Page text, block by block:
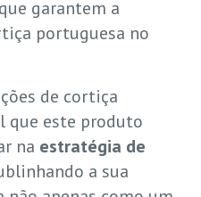
garantem a
portuguesa no
de cortiça
que este produto
na estratégia de
a sua